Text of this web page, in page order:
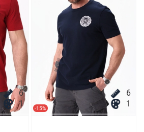
6
1
-15%
6
1